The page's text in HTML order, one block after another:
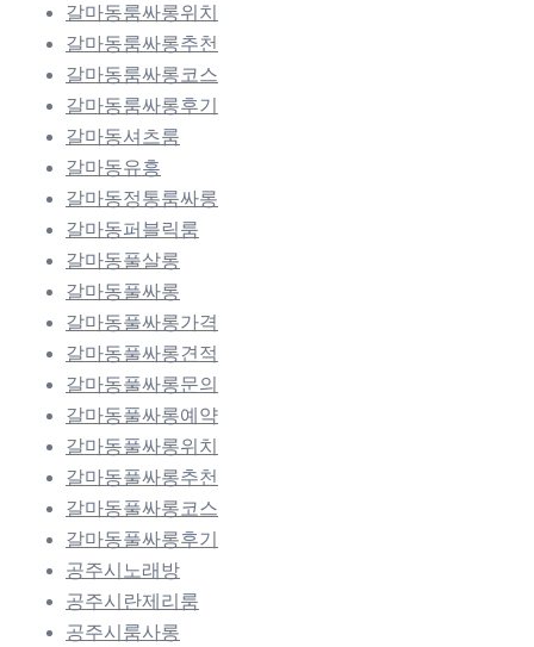
갈마동룸싸롱위치
갈마동룸싸롱추천
갈마동룸싸롱코스
갈마동룸싸롱후기
갈마동셔츠룸
갈마동유흥
갈마동정통룸싸롱
갈마동퍼블릭룸
갈마동풀살롱
갈마동풀싸롱
갈마동풀싸롱가격
갈마동풀싸롱견적
갈마동풀싸롱문의
갈마동풀싸롱예약
갈마동풀싸롱위치
갈마동풀싸롱추천
갈마동풀싸롱코스
갈마동풀싸롱후기
공주시노래방
공주시란제리룸
공주시룸사롱